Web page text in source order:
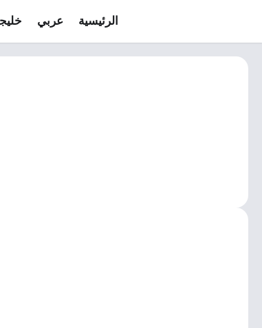
الرئيسية عربي